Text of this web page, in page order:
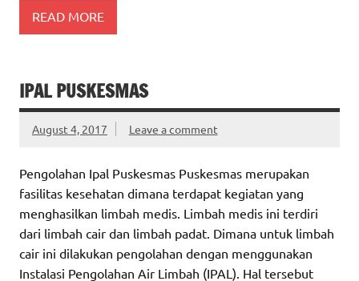
READ MORE
IPAL PUSKESMAS
August 4, 2017 Leave a comment
Pengolahan Ipal Puskesmas Puskesmas merupakan
fasilitas kesehatan dimana terdapat kegiatan yang
menghasilkan limbah medis. Limbah medis ini terdiri
dari limbah cair dan limbah padat. Dimana untuk limbah
cair ini dilakukan pengolahan dengan menggunakan
Instalasi Pengolahan Air Limbah (IPAL). Hal tersebut